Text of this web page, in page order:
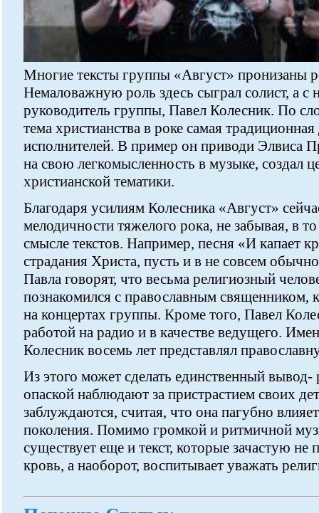
Многие тексты группы «Август» пронизаны
Немаловажную роль здесь сыграл солист, а с
руководитель группы, Павел Колесник. По
тема христианства в роке самая
исполнителей. В пример он приводи Элвиса
на свою легкомысленность в музыке, создал
христианской тематики.
Благодаря усилиям Колесника «Август»
мелодичности тяжелого рока, не забывая, в
смысле текстов. Например, песня «И капает
страдания Христа, пусть и в не совсем
Павла говорят, что весьма религиозный
познакомился с православным священником,
на концертах группы. Кроме того, Павел
работой на радио и в качестве ведущего.
Колесник восемь лет представлял
Из этого может сделать единственный вывод-
опаской наблюдают за пристрастием своих
заблуждаются, считая, что она пагубно
поколения. Помимо громкой и ритмичной
существует еще и текст, которые зачастую не
кровь, а наоборот, воспитывает уважать